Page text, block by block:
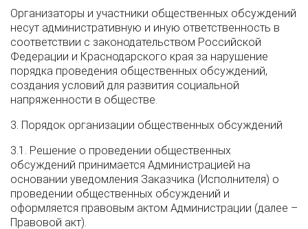
Организаторы и участники общественных обсуждений
несут административную и иную ответственность в
соответствии с законодательством Российской
Федерации и Краснодарского края за нарушение
порядка проведения общественных обсуждений,
создания условий для развития социальной
напряженности в обществе.
3. Порядок организации общественных обсуждений
3.1. Решение о проведении общественных
обсуждений принимается Администрацией на
основании уведомления Заказчика (Исполнителя) о
проведении общественных обсуждений и
оформляется правовым актом Администрации (далее –
Правовой акт).